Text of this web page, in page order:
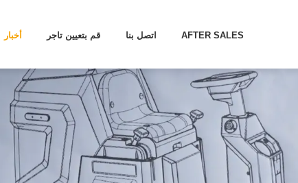
أخبار قم بتعيين تاجر اتصل بنا AFTER SALES